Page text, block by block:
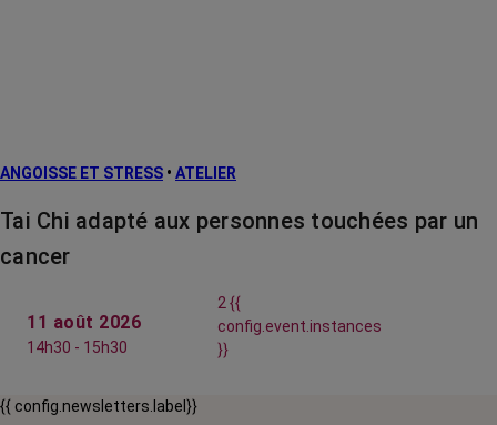
ANGOISSE ET STRESS • ATELIER
Tai Chi adapté aux personnes touchées par un
cancer
11 août 2026
14h30 - 15h30
2 {{
config.event.instances
}}
{{ config.newsletters.label}}